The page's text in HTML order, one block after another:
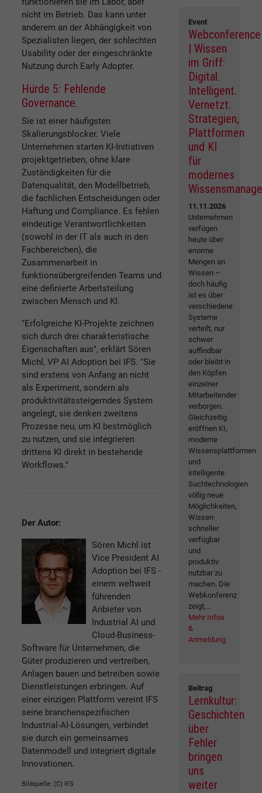
nicht im Betrieb. Das kann unter
anderem an der Abhängigkeit von
Spezialisten liegen, der schlechten
Usability oder der eingeschränkte
Nutzung durch Early Adopter.
Hürde 5: Fehlende
Governance.
Sie ist einer häufigsten
Skalierungsblocker. Viele
Unternehmen starten KI-Initiativen
projektgetrieben, ohne klare
Zuständigkeiten für die
Datenqualität, den Modellbetrieb,
die fachlichen Entscheidungen oder
Haftung und Compliance. Es fehlen
eindeutige Verantwortlichkeiten
(sowohl in der IT als auch in den
Fachbereichen), die
Zusammenarbeit in
funktionsübergreifenden Teams und
eine definierte Arbeitsteilung
zwischen Mensch und KI.
"Erfolgreiche KI-Projekte zeichnen
sich durch drei charakteristische
Eigenschaften aus", erklärt Sören
Michl, VP AI Adoption bei IFS. "Sie
sind erstens von Anfang an nicht
als Experiment, sondern als
produktivitätssteigerndes System
angelegt, sie denken zweitens
Prozesse neu, um KI bestmöglich
zu nutzen, und sie integrieren
drittens KI direkt in bestehende
Workflows."
Der Autor:
Sören Michl ist
Vice President AI
Adoption bei IFS -
einem weltweit
führenden
Anbieter von
Industrial AI und
Cloud-Business-
Software für Unternehmen, die
Güter produzieren und vertreiben,
Anlagen bauen und betreiben sowie
Dienstleistungen erbringen. Auf
einer einzigen Plattform vereint IFS
seine branchenspezifischen
Industrial-AI-Lösungen, verbindet
sie durch ein gemeinsames
Datenmodell und integriert digitale
Innovationen.
Bildquelle: (C) IFS
Event
Webconference
| Wissen
im Griff:
Digital.
Intelligent.
Vernetzt.
Strategien,
Plattformen
und KI
für
modernes
11.11.2026
Unternehmen
verfügen
heute über
enorme
Mengen an
Wissen –
doch häufig
ist es über
verschiedene
Systeme
verteilt, nur
schwer
auffindbar
oder bleibt in
den Köpfen
einzelner
Mitarbeitender
verborgen.
Gleichzeitig
eröffnen KI,
moderne
Wissensplattformen
und
intelligente
Suchtechnologien
völlig neue
Möglichkeiten,
Wissen
schneller
verfügbar
und
produktiv
nutzbar zu
machen. Die
Webkonferenz
zeigt,...
Mehr Infos
&
Anmeldung
Beitrag
Lernkultur:
Geschichten
über
Fehler
bringen
uns
weiter